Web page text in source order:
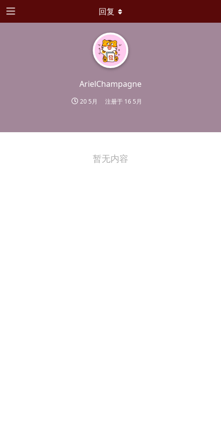
ArielChampagne
20 5月 注册于 16 5月
回复
暂无内容